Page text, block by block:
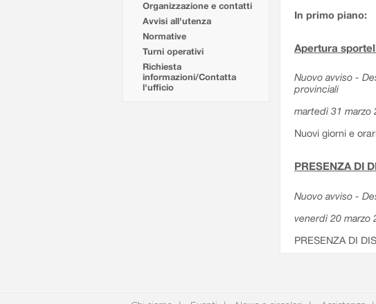
Organizzazione e contatti
Avvisi all'utenza
Normative
Turni operativi
Richiesta
informazioni/Contatta
l'ufficio
In primo piano:
Apertura
Nuovo avviso -
provinciali
martedì 31 marzo
Nuovi giorni e
PRESENZA DI
Nuovo avviso -
venerdì 20 marzo
PRESENZA DI